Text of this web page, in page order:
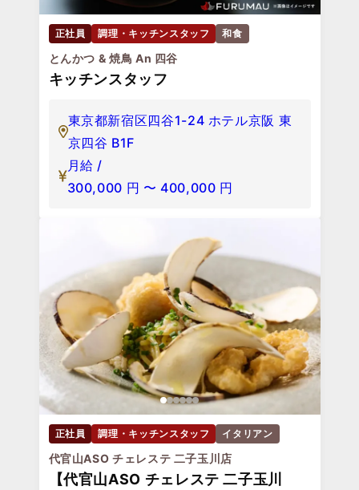
正社員 調理・キッチンスタッフ 和食
とんかつ & 焼鳥 An 四谷
キッチンスタッフ
東京都新宿区四谷1-24 ホテル京阪 東
京四谷 B1F
月給 /
300,000 円 〜 400,000 円
正社員 調理・キッチンスタッフ イタリアン
代官山ASO チェレステ 二子玉川店
【代官山ASO チェレステ 二子玉川